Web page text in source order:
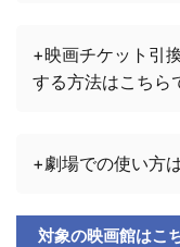
+映画チケット引
する方法はこちら
+劇場での使い方
対象の映画館はこ